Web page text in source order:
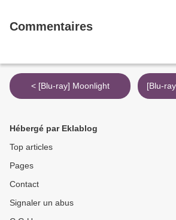
Commentaires
< [Blu-ray] Moonlight
Hébergé par Eklablog
Top articles
Pages
Contact
Signaler un abus